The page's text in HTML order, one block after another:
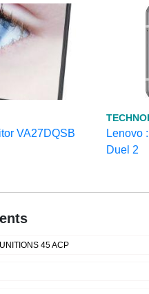
VA27DQSB
Lenovo
Duel 2
45 ACP